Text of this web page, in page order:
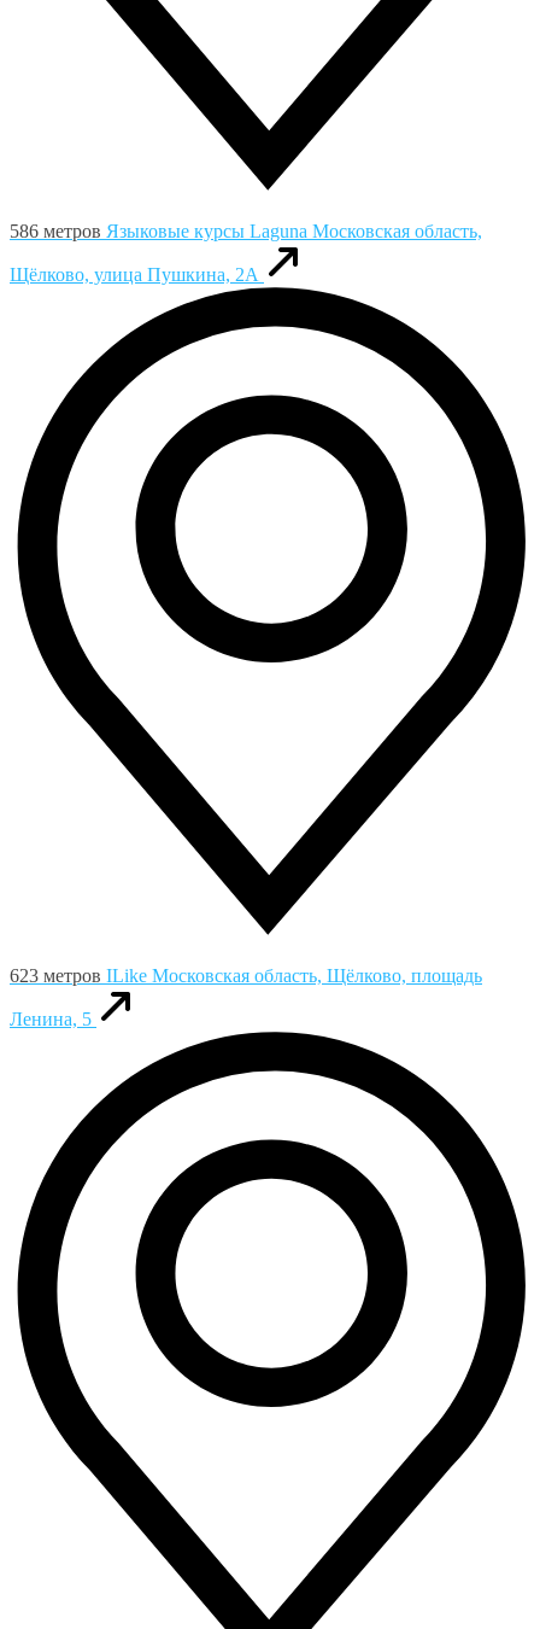
586 метров Языковые курсы Laguna Московская область,
Щёлково, улица Пушкина, 2А
623 метров ILike Московская область, Щёлково, площадь
Ленина, 5